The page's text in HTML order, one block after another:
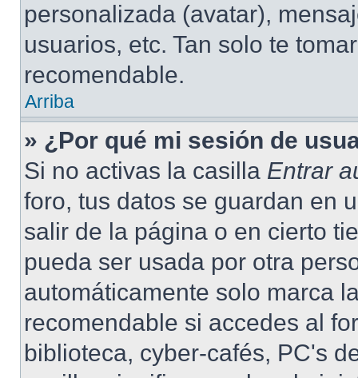
personalizada (avatar),
usuarios, etc. Tan solo te
recomendable.
Arriba
» ¿Por qué mi sesión de
Si no activas la casilla Entrar
foro, tus datos se guardan en
salir de la página o en cierto
pueda ser usada por otra
automáticamente solo marca
recomendable si accedes al
biblioteca, cyber-cafés, PC's